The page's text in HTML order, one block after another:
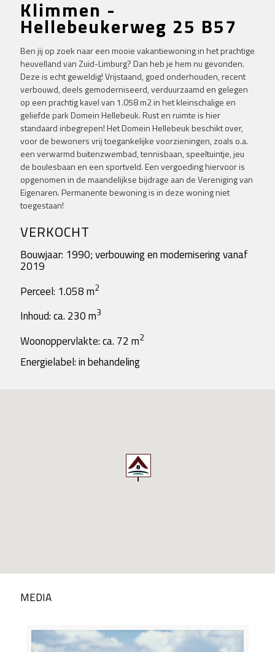
Klimmen -
Hellebeukerweg 25 B57
Ben jij op zoek naar een mooie vakantiewoning in het prachtige
heuvelland van Zuid-Limburg? Dan heb je hem nu gevonden.
Deze is echt geweldig! Vrijstaand, goed onderhouden, recent
verbouwd, deels gemoderniseerd, verduurzaamd en gelegen
op een prachtig kavel van 1.058 m2 in het kleinschalige en
geliefde park Domein Hellebeuk. Rust en ruimte is hier
standaard inbegrepen! Het Domein Hellebeuk beschikt over,
voor de bewoners vrij toegankelijke voorzieningen, zoals o.a.
een verwarmd buitenzwembad, tennisbaan, speeltuintje, jeu
de boulesbaan en een sportveld. Een vergoeding hiervoor is
opgenomen in de maandelijkse bijdrage aan de Vereniging van
Eigenaren. Permanente bewoning is in deze woning niet
toegestaan!
VERKOCHT
Bouwjaar: 1990; verbouwing en modernisering vanaf
2019
Perceel: 1.058 m2
Inhoud: ca. 230 m3
Woonoppervlakte: ca. 72 m2
Energielabel: in behandeling
MEDIA